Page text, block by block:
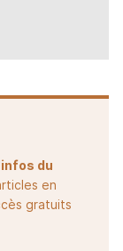
du
en
gratuits